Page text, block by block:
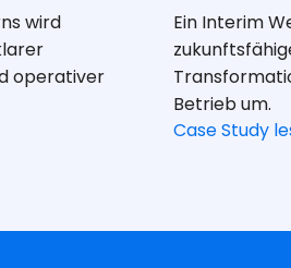
wird
operativer
Ein Interim
Betrieb um.
Case Study